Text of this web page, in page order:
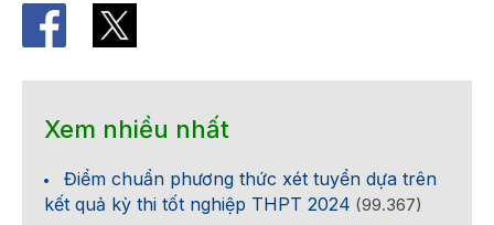
Xem nhiều nhất
Điểm chuẩn phương thức xét tuyển dựa trên
kết quả kỳ thi tốt nghiệp THPT 2024 (99.367)